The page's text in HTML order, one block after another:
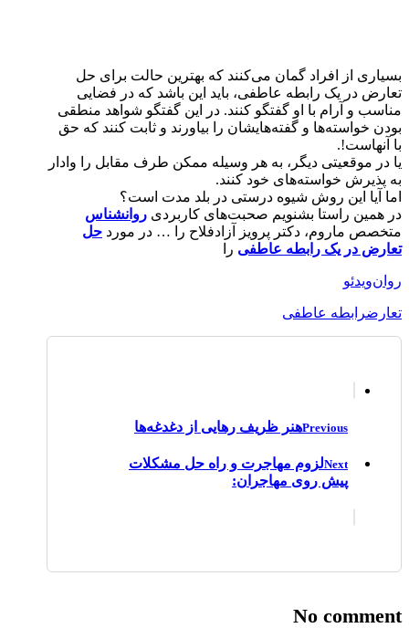
بسیاری از افراد گمان می‌کنند که بهترین حالت برای حل
تعارض در یک رابطه عاطفی، باید این باشد که در فضایی
مناسب و آرام با او گفتگو کنند. در این گفتگو شواهد منطقی
بودن خواسته‌ها و گفته‌هایشان را بیاورند و ثابت کنند که حق
با آنهاست!.
یا در موقعیتی دیگر، به هر وسیله ممکن طرف مقابل را وادار
به پذیرش خواسته‌های خود کنند.
اما آیا این روش شیوه درستی در بلد مدت است؟
در همین راستا بشنویم صحبت‌های کاربردی روانشناس
متخصص ماروم، دکتر پرویز آزادفلاح را … در مورد حل
تعارض در یک رابطه عاطفی را
روان‌ویدئو
تعارضرابطه عاطفی
Previousهنر ظریف رهایی از دغدغه‌ها
Nextلزوم مهاجرت و راه حل مشکلات
پیش روی مهاجران:
No comment